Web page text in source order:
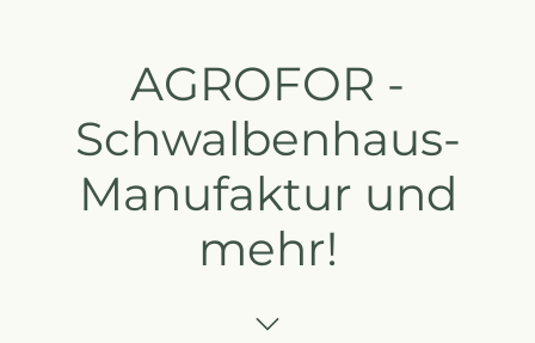
AGROFOR -
Schwalbenhaus-
Manufaktur und
mehr!